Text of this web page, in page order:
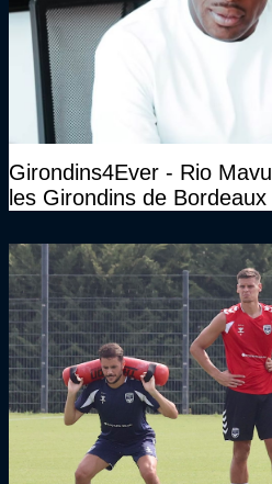
Girondins4Ever - Rio
les Girondins de Bordeaux